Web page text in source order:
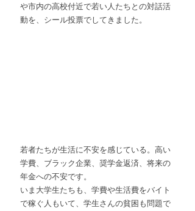
や市内の高校付近で若い人たちとの対話活
動を、シール投票でしてきました。
若者たちが生活に不安を感じている。高い
学費、ブラック企業、奨学金返済、将来の
年金への不安です。
いま大学生たちも、学費や生活費をバイト
で稼ぐ人もいて、学生さんの貧困も問題で